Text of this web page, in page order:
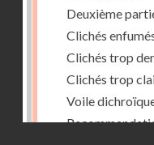
Deuxième
Clichés
Clichés trop
Clichés trop
Voile